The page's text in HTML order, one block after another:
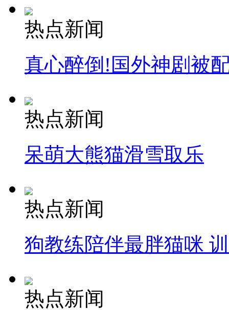
热点新闻
真心醉倒!国外神剧被
热点新闻
呆萌大熊猫滑雪取乐
热点新闻
狗教练陪伴最胖猫咪
热点新闻